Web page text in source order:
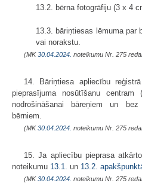
13.2. bērna fotogrāfiju (3 x 4
13.3. bāriņtiesas lēmuma par
vai norakstu.
(MK30.04.2024. noteikumu Nr. 275
14. Bāriņtiesa apliecību
pieprasījuma nosūtīšanu centram (
nodrošināšanai bāreņiem un
bērniem.
(MK30.04.2024. noteikumu Nr. 275
15. Ja apliecību pieprasa
noteikumu 13.1. un 13.2.
(MK30.04.2024. noteikumu Nr. 275